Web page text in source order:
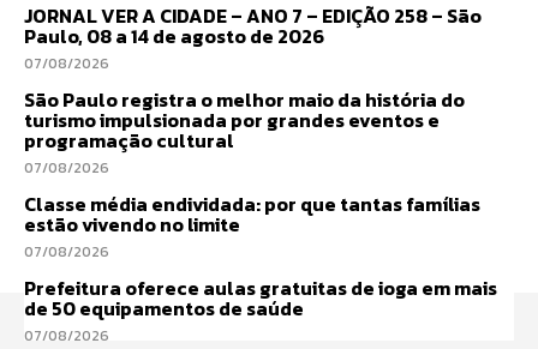
JORNAL VER A CIDADE – ANO 7 – EDIÇÃO 258 – São
Paulo, 08 a 14 de agosto de 2026
07/08/2026
São Paulo registra o melhor maio da história do
turismo impulsionada por grandes eventos e
programação cultural
07/08/2026
Classe média endividada: por que tantas famílias
estão vivendo no limite
07/08/2026
Prefeitura oferece aulas gratuitas de ioga em mais
de 50 equipamentos de saúde
07/08/2026